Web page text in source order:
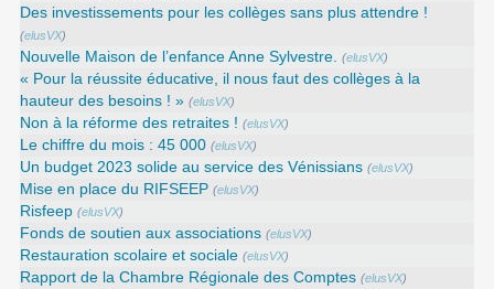
Des investissements pour les collèges sans plus attendre !
(elusVX)
Nouvelle Maison de l’enfance Anne Sylvestre. (elusVX)
« Pour la réussite éducative, il nous faut des collèges à la
hauteur des besoins ! » (elusVX)
Non à la réforme des retraites ! (elusVX)
Le chiffre du mois : 45 000 (elusVX)
Un budget 2023 solide au service des Vénissians (elusVX)
Mise en place du RIFSEEP (elusVX)
Risfeep (elusVX)
Fonds de soutien aux associations (elusVX)
Restauration scolaire et sociale (elusVX)
Rapport de la Chambre Régionale des Comptes (elusVX)